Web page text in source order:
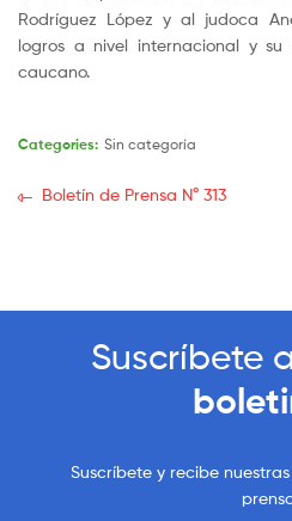
Rodríguez López y al judoca
logros a nivel internacional y
caucano.
Categories: Sin categoría
Boletín de Prensa N° 313
Suscríbete a
Suscríbete y recibe